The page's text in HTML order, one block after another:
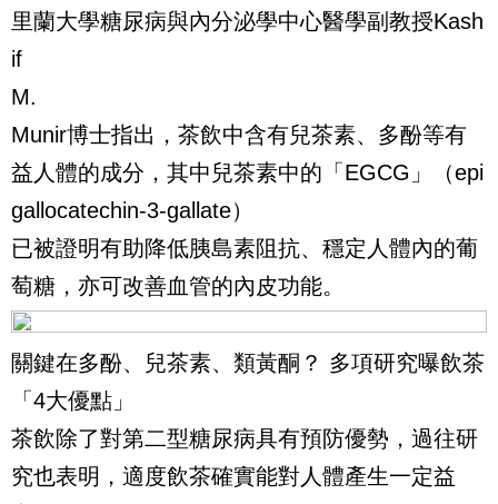
里蘭大學糖尿病與內分泌學中心醫學副教授Kash
if
M.
Munir博士指出，茶飲中含有兒茶素、多酚等有
益人體的成分，其中兒茶素中的「EGCG」（epi
gallocatechin-3-gallate）
已被證明有助降低胰島素阻抗、穩定人體內的葡
萄糖，亦可改善血管的內皮功能。
關鍵在多酚、兒茶素、類黃酮？ 多項研究曝飲茶
「4大優點」
茶飲除了對第二型糖尿病具有預防優勢，過往研
究也表明，適度飲茶確實能對人體產生一定益